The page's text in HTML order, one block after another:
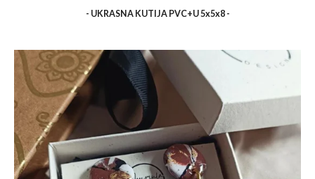
- UKRASNA KUTIJA PVC+U 5x5x8 -